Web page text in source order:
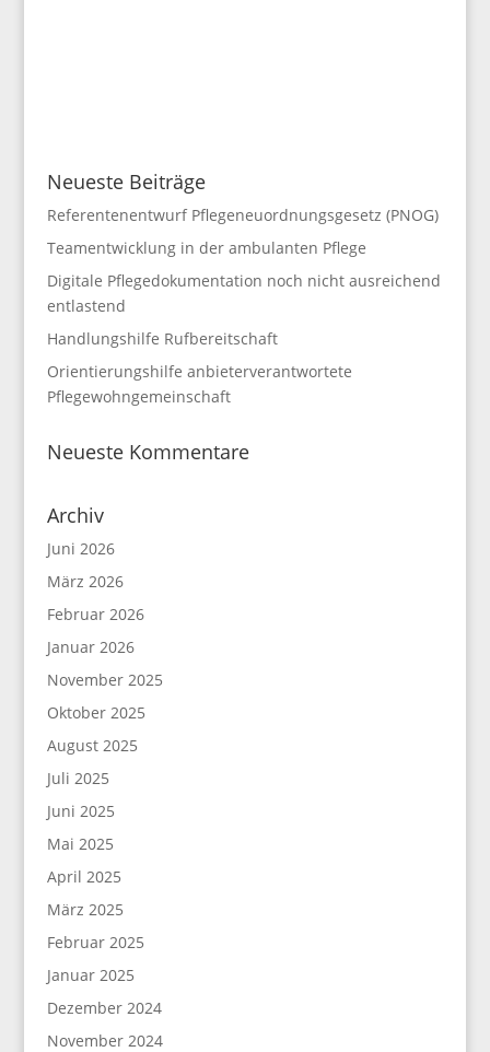
Neueste Beiträge
Referentenentwurf Pflegeneuordnungsgesetz (PNOG)
Teamentwicklung in der ambulanten Pflege
Digitale Pflegedokumentation noch nicht ausreichend
entlastend
Handlungshilfe Rufbereitschaft
Orientierungshilfe anbieterverantwortete
Pflegewohngemeinschaft
Neueste Kommentare
Archiv
Juni 2026
März 2026
Februar 2026
Januar 2026
November 2025
Oktober 2025
August 2025
Juli 2025
Juni 2025
Mai 2025
April 2025
März 2025
Februar 2025
Januar 2025
Dezember 2024
November 2024